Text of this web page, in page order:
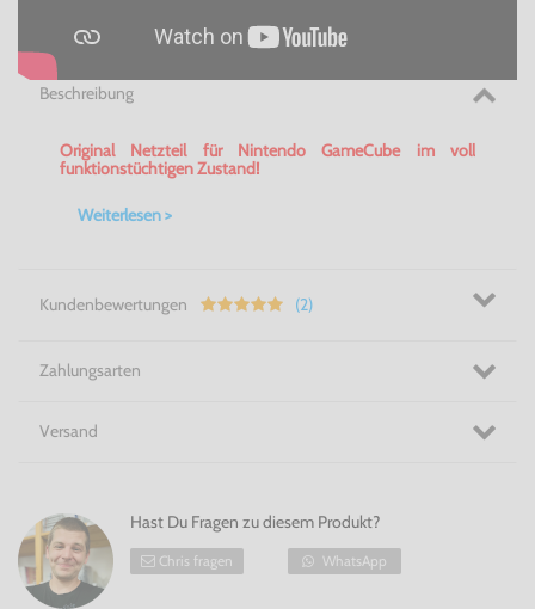
Beschreibung
Original Netzteil für Nintendo GameCube im voll
funktionstüchtigen Zustand!
Weiterlesen >
Kundenbewertungen (2)
Zahlungsarten
Versand
Hast Du Fragen zu diesem Produkt?
Chris fragen WhatsApp